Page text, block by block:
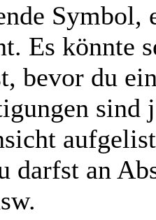
Es könnte
bevor du
sind
darfst an